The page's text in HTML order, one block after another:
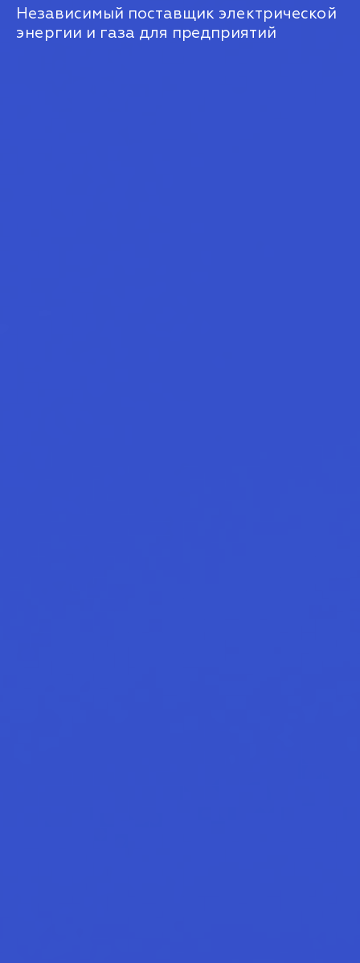
Независимый поставщик электрической
энергии и газа для предприятий